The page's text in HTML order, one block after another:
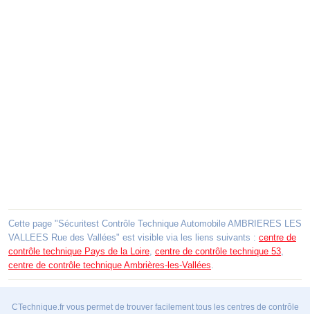
Cette page "Sécuritest Contrôle Technique Automobile AMBRIERES LES
VALLEES Rue des Vallées" est visible via les liens suivants : centre de
contrôle technique Pays de la Loire, centre de contrôle technique 53,
centre de contrôle technique Ambrières-les-Vallées.
CTechnique.fr vous permet de trouver facilement tous les centres de contrôle